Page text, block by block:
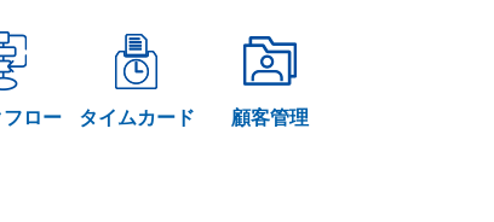
フロー タイムカード 顧客管理